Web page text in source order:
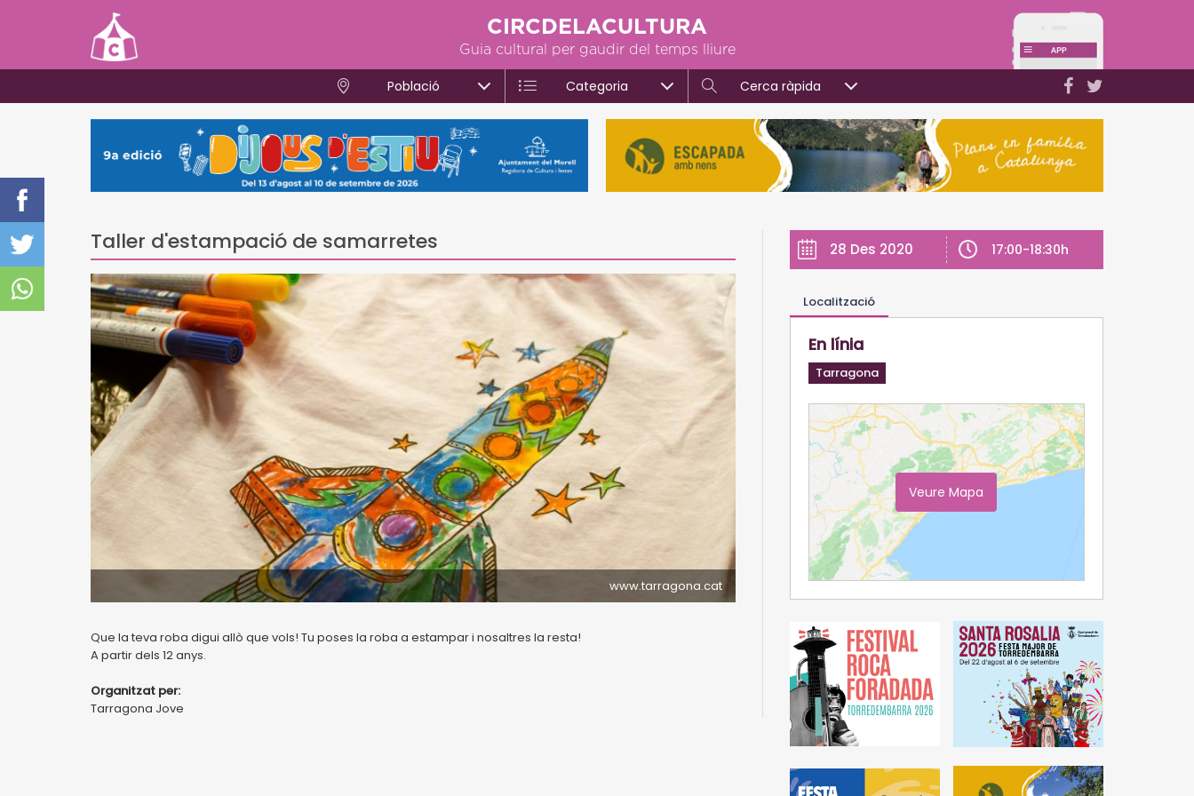
CIRCDELACULTURA
Guia cultural per gaudir del temps lliure
Població Categoria Cerca ràpida
Taller d'estampació de samarretes
www.tarragona.cat
Que la teva roba digui allò que vols! Tu poses la roba a estampar i nosaltres la resta!
A partir dels 12 anys.
Organitzat per:
Tarragona Jove
28 Des 2020 17:00-18:30h
Localització
En línia
Tarragona
Veure Mapa